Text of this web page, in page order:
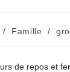
/ Famille /
de repos et